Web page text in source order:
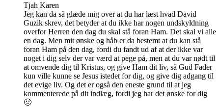
Tjah Karen
Jeg kan da så glæde mig over at du har læst hvad David
Guzik skrev, det betyder at du ikke har nogen undskyldning
overfor Herren den dag du skal stå foran Ham. Det skal vi alle
en dag. Men mit ønske og håb er da bestemt at du kan stå
foran Ham på den dag, fordi du fandt ud af at der ikke var
noget i dig selv der var værd at pege på, men at du var nødt til
at omvende dig til Kristus, og give Ham dit liv, så Gud Fader
kun ville kunne se Jesus istedet for dig, og give dig adgang til
det evige liv. Og det er også den eneste grund til at jeg
kommenterede på dit indlæg, fordi jeg har det ønske for dig
🙂